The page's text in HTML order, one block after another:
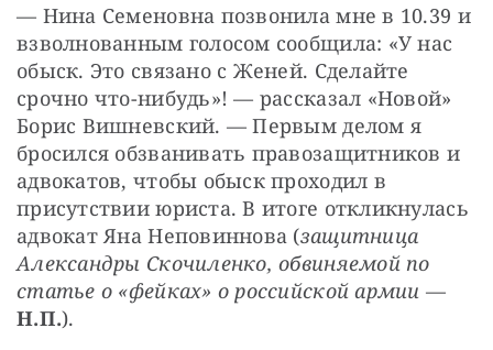
— Нина Семеновна позвонила мне в 10.39 и
взволнованным голосом сообщила: «У нас
обыск. Это связано с Женей. Сделайте
срочно что-нибудь»! — рассказал «Новой»
Борис Вишневский. — Первым делом я
бросился обзванивать правозащитников и
адвокатов, чтобы обыск проходил в
присутствии юриста. В итоге откликнулась
адвокат Яна Неповиннова (защитница
Александры Скочиленко, обвиняемой по
статье о «фейках» о российской армии
Н.П.).